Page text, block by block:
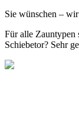
Sie wünschen –
Für alle Zauntypen
Schiebetor? Sehr